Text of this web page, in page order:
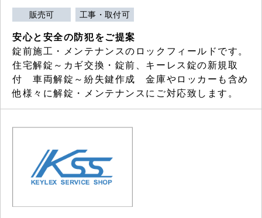
販売可 工事・取付可
安心と安全の防犯をご提案
錠前施工・メンテナンスのロックフィールドです。
住宅解錠～カギ交換・錠前、キーレス錠の新規取
付 車両解錠～紛失鍵作成 金庫やロッカーも含め
他様々に解錠・メンテナンスにご対応致します。